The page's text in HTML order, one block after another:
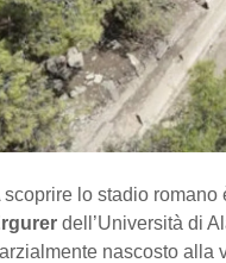
scoprire lo stadio
dell’Università di
nascosto alla